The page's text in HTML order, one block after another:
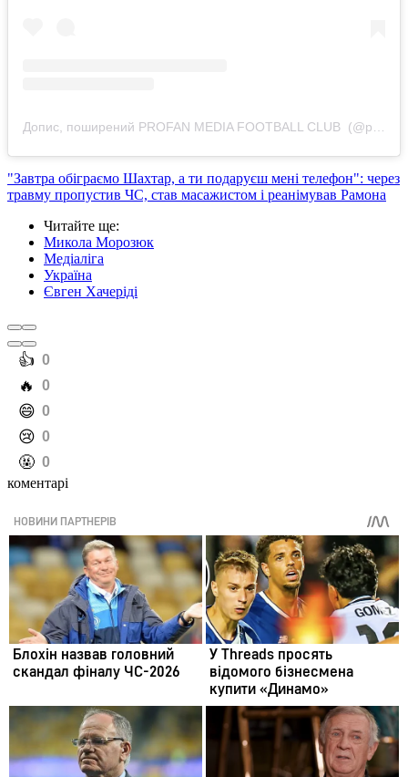
"Завтра обіграємо Шахтар, а ти подаруєш мені телефон": через
травму пропустив ЧС, став масажистом і реанімував Рамона
Читайте ще:
Микола Морозюк
Медіаліга
Україна
Євген Хачеріді
️👍 0
️🔥 0
️😄 0
️😢 0
️🤬 0
коментарі